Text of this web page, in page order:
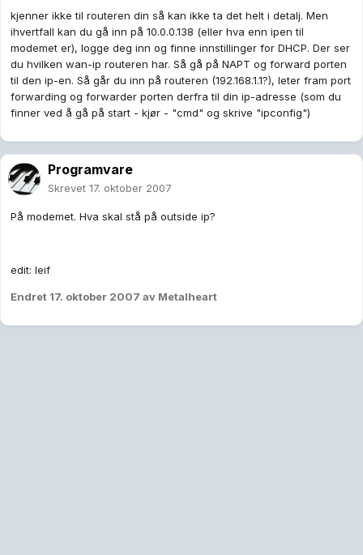
kjenner ikke til routeren din så kan ikke ta det helt i detalj. Men
ihvertfall kan du gå inn på 10.0.0.138 (eller hva enn ipen til
modemet er), logge deg inn og finne innstillinger for DHCP. Der ser
du hvilken wan-ip routeren har. Så gå på NAPT og forward porten
til den ip-en. Så går du inn på routeren (192.168.1.1?), leter fram port
forwarding og forwarder porten derfra til din ip-adresse (som du
finner ved å gå på start - kjør - "cmd" og skrive "ipconfig")
Programvare
Skrevet 17. oktober 2007
På modemet. Hva skal stå på outside ip?
edit: leif
Endret 17. oktober 2007 av Metalheart